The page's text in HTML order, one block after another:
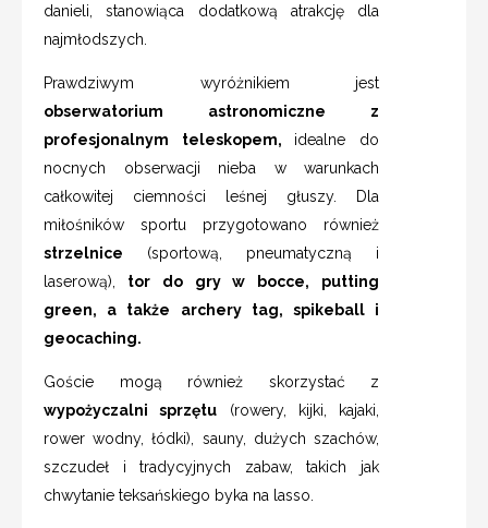
danieli, stanowiąca dodatkową atrakcję dla
najmłodszych.
Prawdziwym wyróżnikiem jest
obserwatorium astronomiczne z
profesjonalnym teleskopem, idealne do
nocnych obserwacji nieba w warunkach
całkowitej ciemności leśnej głuszy. Dla
miłośników sportu przygotowano również
strzelnice (sportową, pneumatyczną i
laserową),
tor do gry w bocce, putting
green, a także archery tag, spikeball i
geocaching.
Goście mogą również skorzystać z
wypożyczalni sprzętu (rowery, kijki, kajaki,
rower wodny, łódki), sauny, dużych szachów,
szczudeł i tradycyjnych zabaw, takich jak
chwytanie teksańskiego byka na lasso.